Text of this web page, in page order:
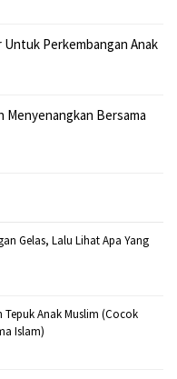
Perkembangan Anak
Menyenangkan Bersama
Gelas, Lalu Lihat Apa Yang
Anak Muslim (Cocok
Islam)